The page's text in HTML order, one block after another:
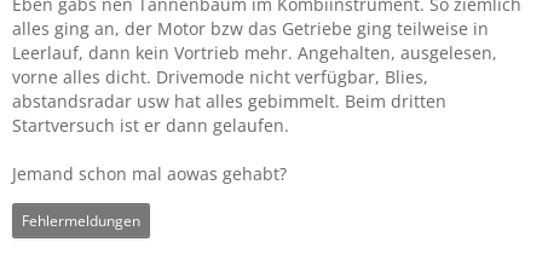
alles ging an, der Motor bzw das Getriebe ging teilweise in
Leerlauf, dann kein Vortrieb mehr. Angehalten, ausgelesen,
vorne alles dicht. Drivemode nicht verfügbar, Blies,
abstandsradar usw hat alles gebimmelt. Beim dritten
Startversuch ist er dann gelaufen.
Jemand schon mal aowas gehabt?
Fehlermeldungen